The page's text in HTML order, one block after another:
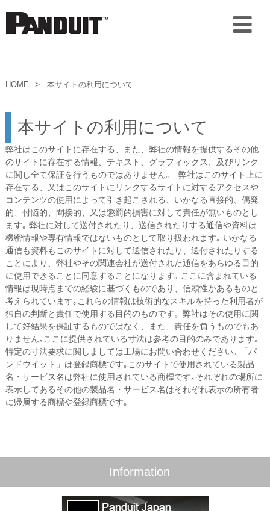
HOME 本サイトの利用について
本サイトの利用について
弊社はこのサイトに存在する、また、弊社の情報を提供するその他
のサイトに存在する情報、テキスト、グラフィックス、及びリンク
に関し全て保証を行うものではありません｡ 弊社はこのサイト上に
存在する、又はこのサイトにリンクするサイトに対するアクセスや
コンテンツの使用によって引き起こされる、いかなる直接的、偶発
的、付随的、間接的、又は懲罰的損害に対して責任が無いものとし
ます｡ 弊社に対して送付されたり、送信されたりする通信や資料は
機密情報や専有情報ではないものとして取り扱われます｡ いかなる
通信も資料もこのサイトに対して送信されたり、送付されたりする
ことにより、弊社やその関連会社が送付された通信をあらゆる目的
に使用できることに同意することになります｡ ここに含まれている
情報は現時点までの経験に基づくものであり、信頼性があるものと
考えられています｡これらの情報は技術的なスキルを持った利用者が
独自の判断と責任で使用する目的のものです。弊社はその使用に関
して好結果を保証するものではなく、また、責任を負うものでもあ
りません｡ここに提供されている寸法は参考の目的のみであります｡
特定の寸法要求に関しましては工場にお問い合わせください｡ 「パ
ンドウイット」は登録商標です｡このサイトで使用されている製品
名・サービス名は弊社に使用されている商標です｡それぞれの場所に
表示してあるその他の製品名・サービス名はそれぞれ表示の所有者
に帰属する商標や登録商標です｡
Information